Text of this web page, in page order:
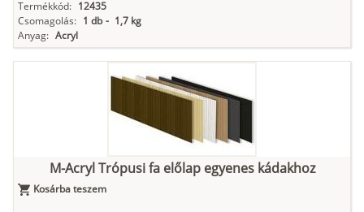
Termékkód: 12435
Csomagolás: 1 db - 1,7 kg
Anyag: Acryl
M-Acryl Trópusi fa előlap egyenes kádakhoz
Kosárba teszem